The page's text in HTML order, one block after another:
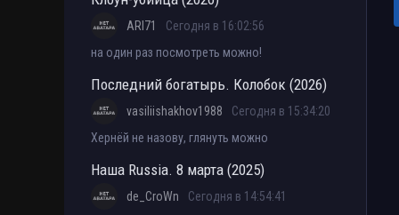
ARI71
Сегодня в 16:02:56
на один раз посмотреть можно!
Последний богатырь. Колобок (2026)
vasiliishakhov1988
Сегодня в 15:34:20
Хернёй не назову, глянуть можно
Наша Russia. 8 марта (2025)
de_CroWn
Сегодня в 14:54:41